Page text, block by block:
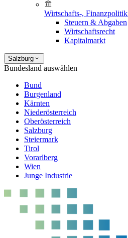
Wirtschafts-,
Steuern & Abgaben
Wirtschaftsrecht
Kapitalmarkt
Salzburg
Bundesland auswählen
Bund
Burgenland
Kärnten
Niederösterreich
Oberösterreich
Salzburg
Steiermark
Tirol
Vorarlberg
Wien
Junge Industrie